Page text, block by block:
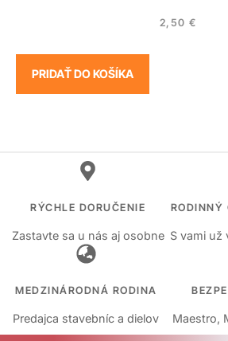
2,50 €
PRIDAŤ DO KOŠÍKA
RÝCHLE DORUČENIE
Zastavte sa u nás aj osobne
RODINNÝ
S vami už
MEDZINÁRODNÁ RODINA
Predajca stavebníc a dielov Maestro,